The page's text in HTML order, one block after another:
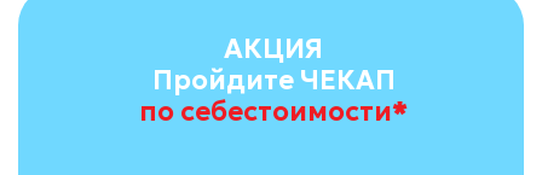
АКЦИЯ
Пройдите ЧЕКАП
по себестоимости*